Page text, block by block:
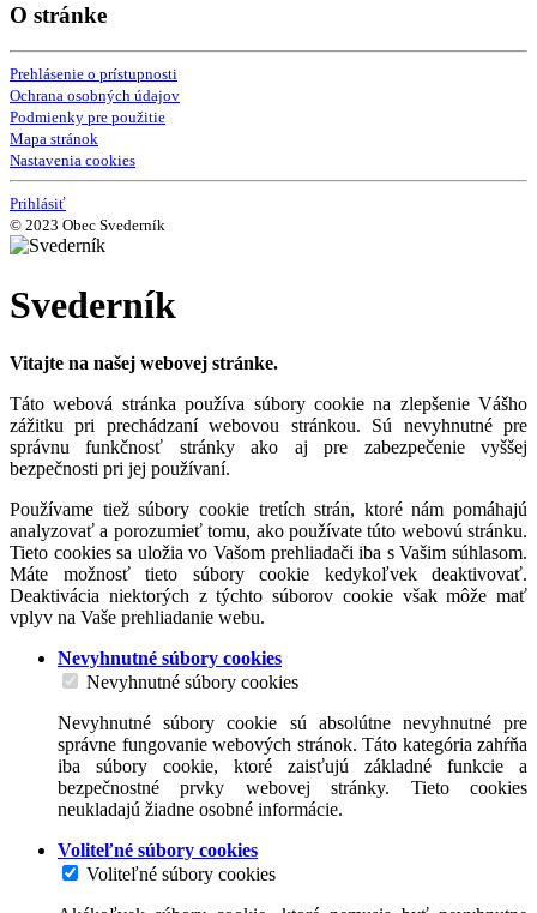
O stránke
Prehlásenie o prístupnosti
Ochrana osobných údajov
Podmienky pre použitie
Mapa stránok
Nastavenia cookies
Prihlásiť
© 2023 Obec Svederník
Svederník
Vitajte na našej webovej stránke.
Táto webová stránka používa súbory cookie na zlepšenie Vášho
zážitku pri prechádzaní webovou stránkou. Sú nevyhnutné pre
správnu funkčnosť stránky ako aj pre zabezpečenie vyššej
bezpečnosti pri jej používaní.
Používame tiež súbory cookie tretích strán, ktoré nám pomáhajú
analyzovať a porozumieť tomu, ako používate túto webovú stránku.
Tieto cookies sa uložia vo Vašom prehliadači iba s Vašim súhlasom.
Máte možnosť tieto súbory cookie kedykoľvek deaktivovať.
Deaktivácia niektorých z týchto súborov cookie však môže mať
vplyv na Vaše prehliadanie webu.
Nevyhnutné súbory cookies
Nevyhnutné súbory cookies
Nevyhnutné súbory cookie sú absolútne nevyhnutné pre
správne fungovanie webových stránok. Táto kategória zahŕňa
iba súbory cookie, ktoré zaisťujú základné funkcie a
bezpečnostné prvky webovej stránky. Tieto cookies
neukladajú žiadne osobné informácie.
Voliteľné súbory cookies
Voliteľné súbory cookies